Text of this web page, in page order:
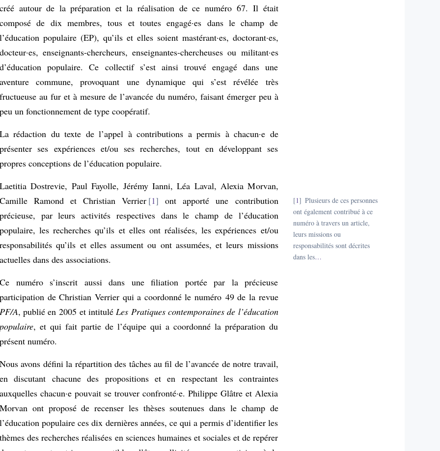
créé autour de la préparation et la réalisation de ce numéro 67. Il était
composé de dix membres, tous et toutes engagé·es dans le champ de
l’éducation populaire (EP), qu’ils et elles soient mastérant·es, doctorant·es,
docteur·es, enseignants-chercheurs, enseignantes-chercheuses ou militant·es
d’éducation populaire. Ce collectif s’est ainsi trouvé engagé dans une
aventure commune, provoquant une dynamique qui s’est révélée très
fructueuse au fur et à mesure de l’avancée du numéro, faisant émerger peu à
peu un fonctionnement de type coopératif.
La rédaction du texte de l’appel à contributions a permis à chacun·e de
présenter ses expériences et/ou ses recherches, tout en développant ses
propres conceptions de l’éducation populaire.
Laetitia Dostrevie, Paul Fayolle, Jérémy Ianni, Léa Laval, Alexia Morvan,
Camille Ramond et Christian Verrier 1
ont apporté une contribution
précieuse, par leurs activités respectives dans le champ de l’éducation
populaire, les recherches qu’ils et elles ont réalisées, les expériences et/ou
responsabilités qu’ils et elles assument ou ont assumées, et leurs missions
actuelles dans des associations.
Ce numéro s’inscrit aussi dans une filiation portée par la précieuse
participation de Christian Verrier qui a coordonné le numéro 49 de la revue
PF/A, publié en 2005 et intitulé Les Pratiques contemporaines de l’éducation
populaire, et qui fait partie de l’équipe qui a coordonné la préparation du
présent numéro.
Nous avons défini la répartition des tâches au fil de l’avancée de notre travail,
en discutant chacune des propositions et en respectant les contraintes
auxquelles chacun·e pouvait se trouver confronté·e. Philippe Glâtre et Alexia
Morvan ont proposé de recenser les thèses soutenues dans le champ de
l’éducation populaire ces dix dernières années, ce qui a permis d’identifier les
thèmes des recherches réalisées en sciences humaines et sociales et de repérer
1
Plusieurs de ces personnes
ont également contribué à ce
numéro à travers un article,
leurs missions ou
responsabilités sont décrites
dans les…